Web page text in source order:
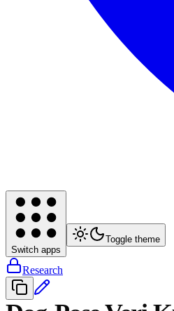
Switch apps
Toggle theme
Research